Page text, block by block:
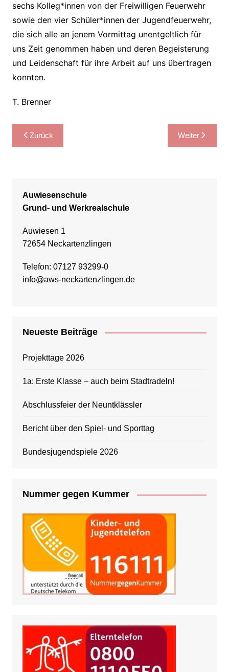
sechs Kolleg*innen von der Freiwilligen Feuerwehr
sowie den vier Schüler*innen der Jugendfeuerwehr,
die sich alle an jenem Vormittag unentgeltlich für
uns Zeit genommen haben und deren Begeisterung
und Leidenschaft für ihre Arbeit auf uns übertragen
konnten.
T. Brenner
Beitragsnavigation
Zurück Weiter
Auwiesenschule
Grund- und Werkrealschule
Auwiesen 1
72654 Neckartenzlingen
Telefon: 07127 93299-0
info@aws-neckartenzlingen.de
Neueste Beiträge
Projekttage 2026
1a: Erste Klasse – auch beim Stadtradeln!
Abschlussfeier der Neuntklässler
Bericht über den Spiel- und Sporttag
Bundesjugendspiele 2026
Nummer gegen Kummer